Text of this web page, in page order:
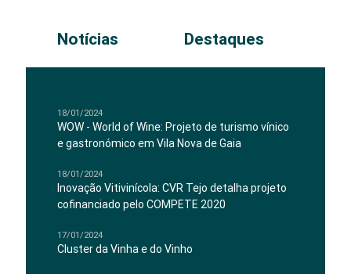
Notícias Destaques
18/01/2024
WOW - World of Wine: Projeto de turismo vínico
e gastronómico em Vila Nova de Gaia
18/01/2024
Inovação Vitivinícola: CVR Tejo detalha projeto
cofinanciado pelo COMPETE 2020
17/01/2024
Cluster da Vinha e do Vinho